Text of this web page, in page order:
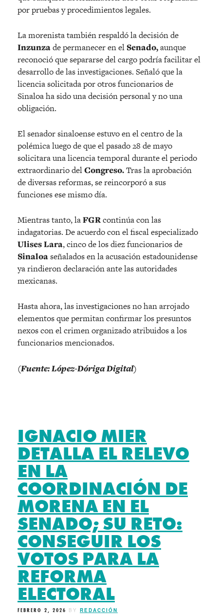
por pruebas y procedimientos legales.
La morenista también respaldó la decisión de
Inzunzade permanecer en el Senado,aunque
reconoció que separarse del cargo podría facilitar el
desarrollo de las investigaciones. Señaló que la
licencia solicitada por otros funcionarios de
Sinaloa ha sido una decisión personal y no una
obligación.
El senador sinaloense estuvo en el centro de la
polémica luego de que el pasado 28 de mayo
solicitara una licencia temporal durante el periodo
extraordinario delCongreso.Tras la aprobación
de diversas reformas, se reincorporó a sus
funciones ese mismo día.
Mientras tanto, laFGRcontinúa con las
indagatorias. De acuerdo con el fiscal especializado
Ulises Lara, cinco de los diez funcionarios de
Sinaloaseñalados en la acusación estadounidense
ya rindieron declaración ante las autoridades
mexicanas.
Hasta ahora, las investigaciones no han arrojado
elementos que permitan confirmar los presuntos
nexos con el crimen organizado atribuidos a los
funcionarios mencionados.
(Fuente: López-Dóriga Digital)
IGNACIO MIER
DETALLA EL RELEVO
EN LA
COORDINACIÓN DE
MORENA EN EL
SENADO; SU RETO:
CONSEGUIR LOS
VOTOS PARA LA
REFORMA
ELECTORAL
FEBRERO 2, 2026 BY REDACCIÓN